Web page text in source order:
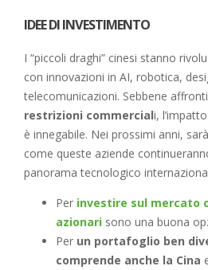
IDEE DI INVESTIMENTO
I “piccoli draghi” cinesi stanno
con innovazioni in AI, robotica,
telecomunicazioni. Sebbene
restrizioni commerciali,
è innegabile. Nei prossimi anni,
come queste aziende
panorama tecnologico
Per investire sul mercato
azionari sono una buona
Per un portafoglio ben
comprende anche la Cina